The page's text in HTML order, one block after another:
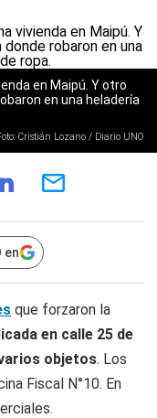
en Maipú. Y otro
en una heladería
Cristián Lozano / Diario UNO
en
que forzaron la
en calle 25 de
objetos. Los
Fiscal N°10. En